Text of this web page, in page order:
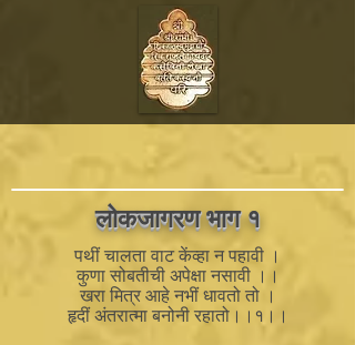
पथीं चालता वाट केंव्हा न पहावी ।
कुणा सोबतीची अपेक्षा नसावी ।।
खरा मित्र आहे नभीं धावतो तो ।
हृदीं अंतरात्मा बनोनी रहातो।।१।।
लोकजागरण भाग१